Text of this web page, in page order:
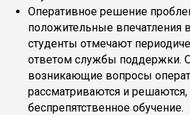
Оперативное решение
положительные впечатления
студенты отмечают
ответом службы поддержки.
возникающие вопросы
рассматриваются и решаются,
беспрепятственное обучение.